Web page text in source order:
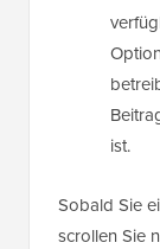
ist.
Sobald Sie
scrollen Sie